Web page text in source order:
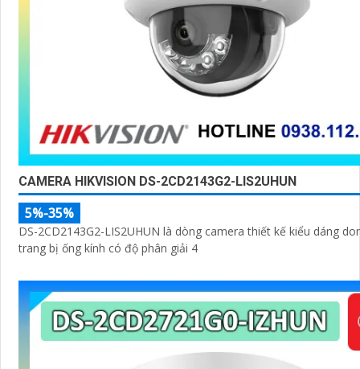
CAMERA HIKVISION DS-2CD2143G2-LIS2UHUN
5%-35%
DS-2CD2143G2-LIS2UHUN là dòng camera thiết kế kiểu dáng
trang bị ống kính có độ phân giải 4